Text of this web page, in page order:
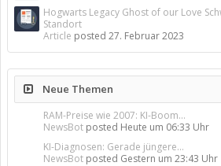
Hogwarts Legacy Ghost of our Love
Standort
Article posted 27. Februar 2023
Neue Themen
RAM-Preise wie 2007: KI-Boom...
NewsBot posted Heute um 06:33 Uhr
KI-Diagnosen: Gerade jüngere...
NewsBot posted Gestern um 23:43 Uhr